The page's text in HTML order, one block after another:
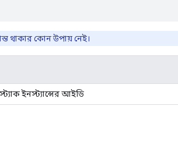
থাকার কোন উপায় নেই।
ইনস্ট্যান্সের আইডি